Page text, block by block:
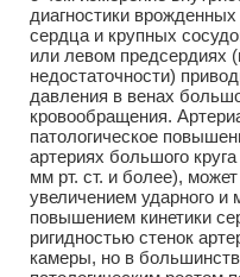
диагностики
сердца и крупных
или левом предсердиях
недостаточности)
давления в венах
кровообращения.
патологическое
артериях большого
мм рт. ст. и более),
увеличением ударного и
повышением кинетики
ригидностью стенок
камеры, но в